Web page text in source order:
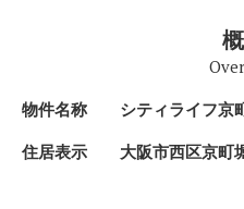
物件名称 シティライフ京
住居表示 大阪市西区京町